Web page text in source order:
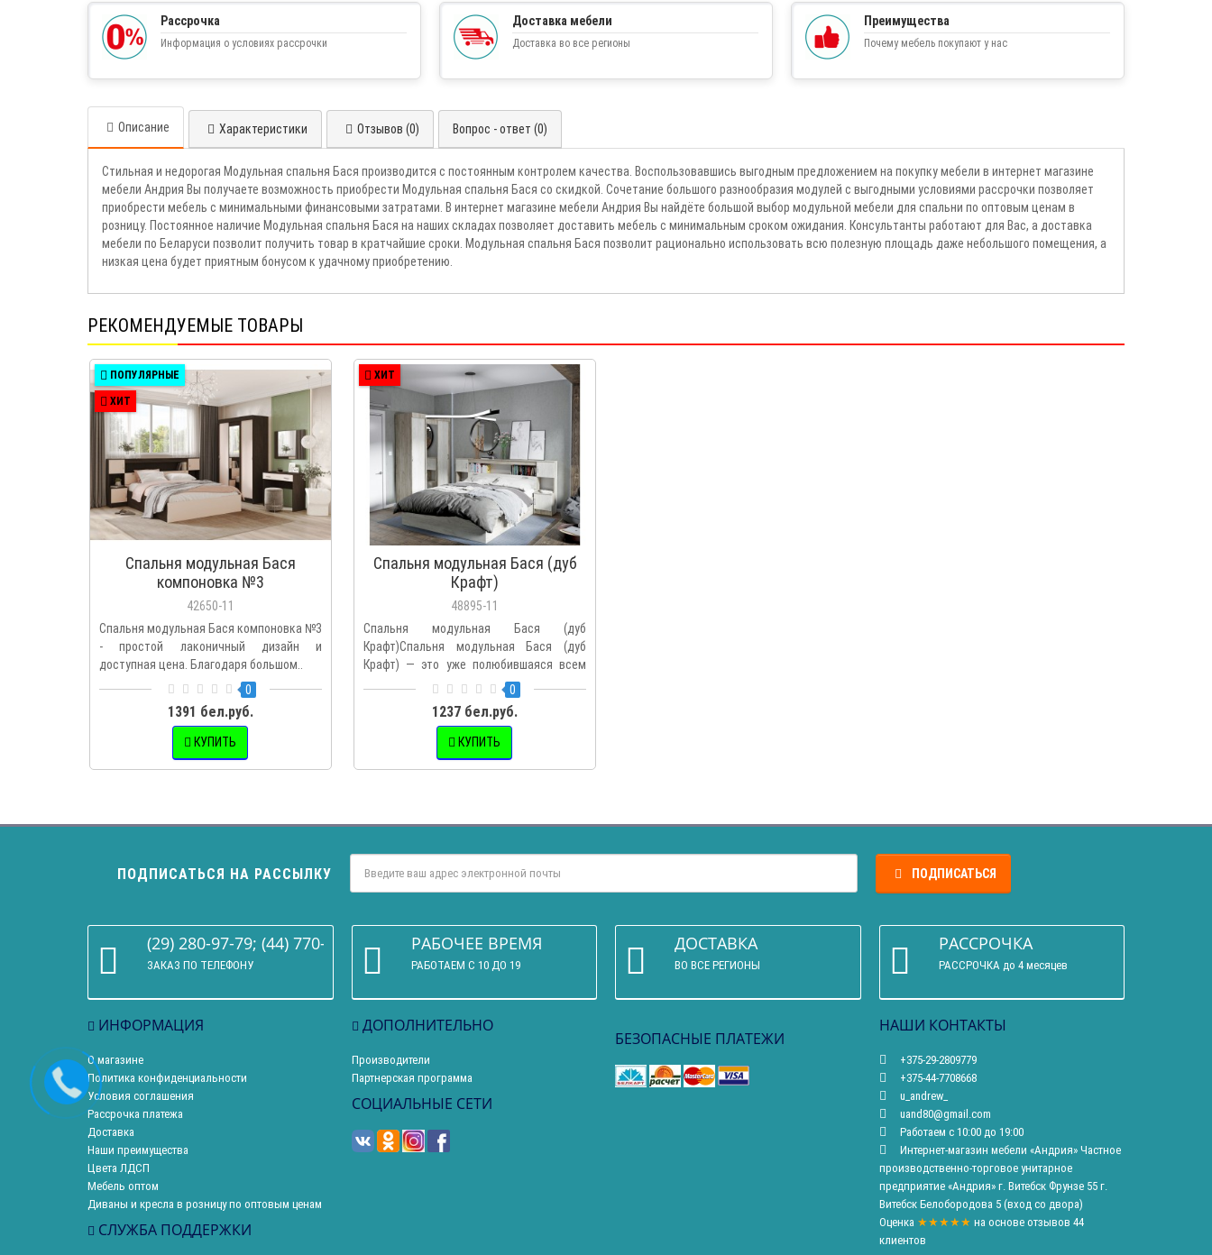
Рассрочка
Информация о условиях рассрочки
Доставка мебели
Доставка во все регионы
Преимущества
Почему мебель покупают у нас
Описание Характеристики Отзывов (0) Вопрос - ответ (0)
Стильная и недорогая Модульная спальня Бася производится с постоянным контролем качества. Воспользовавшись выгодным предложением на покупку мебели в интернет магазине
мебели Андрия Вы получаете возможность приобрести Модульная спальня Бася со скидкой. Сочетание большого разнообразия модулей с выгодными условиями рассрочки позволяет
приобрести мебель с минимальными финансовыми затратами. В интернет магазине мебели Андрия Вы найдёте большой выбор модульной мебели для спальни по оптовым ценам в
розницу. Постоянное наличие Модульная спальня Бася на наших складах позволяет доставить мебель с минимальным сроком ожидания. Консультанты работают для Вас, а доставка
мебели по Беларуси позволит получить товар в кратчайшие сроки. Модульная спальня Бася позволит рационально использовать всю полезную площадь даже небольшого помещения, а
низкая цена будет приятным бонусом к удачному приобретению.
РЕКОМЕНДУЕМЫЕ ТОВАРЫ
ПОПУЛЯРНЫЕ
ХИТ
Спальня модульная Бася
компоновка №3
42650-11
Спальня модульная Бася компоновка №3
- простой лаконичный дизайн и
доступная цена. Благодаря большом..
0
1391 бел.руб.
КУПИТЬ
ХИТ
Спальня модульная Бася (дуб
Крафт)
48895-11
Спальня модульная Бася (дуб
Крафт)Спальня модульная Бася (дуб
Крафт) — это уже полюбившаяся всем
0
1237 бел.руб.
КУПИТЬ
ПОДПИСАТЬСЯ НА РАССЫЛКУ ПОДПИСАТЬСЯ
(29) 280-97-79; (44) 770-86-68
ЗАКАЗ ПО ТЕЛЕФОНУ
РАБОЧЕЕ ВРЕМЯ
РАБОТАЕМ С 10 ДО 19
ДОСТАВКА
ВО ВСЕ РЕГИОНЫ
РАССРОЧКА
РАССРОЧКА до 4 месяцев
ИНФОРМАЦИЯ
О магазине
Политика конфиденциальности
Условия соглашения
Рассрочка платежа
Доставка
Наши преимущества
Цвета ЛДСП
Мебель оптом
Диваны и кресла в розницу по оптовым ценам
СЛУЖБА ПОДДЕРЖКИ
ДОПОЛНИТЕЛЬНО
Производители
Партнерская программа
СОЦИАЛЬНЫЕ СЕТИ
БЕЗОПАСНЫЕ ПЛАТЕЖИ
НАШИ КОНТАКТЫ
+375-29-2809779
+375-44-7708668
u_andrew_
uand80@gmail.com
Работаем с 10:00 до 19:00
Интернет-магазин мебели «Андрия» Частное
производственно-торговое унитарное
предприятие «Андрия» г. Витебск Фрунзе 55 г.
Витебск Белобородова 5 (вход со двора)
Оценка ★★★★★ на основе отзывов 44
клиентов